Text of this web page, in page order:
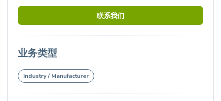
联系我们
业务类型
Industry / Manufacturer